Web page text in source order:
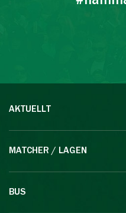
AKTUELLT
MATCHER / LAGEN
BUS